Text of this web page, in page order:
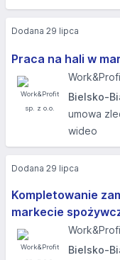
Praca na hali w
Bielsko-
umowa
wideo
Dodana 29 lipca
Kompletowanie
markecie
Bielsko-
Dodana 29 lipca